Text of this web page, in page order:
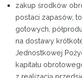
zakup środków
postaci zapasów,
gotowych,
na dostawy
Jednostkowej
kapitału
z realizacją